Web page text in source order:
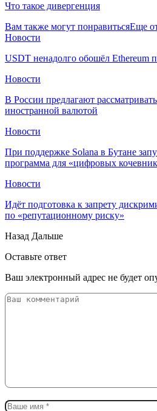
Что такое дивергенция
Вам также могут понравитьсяЕще
Новости
USDT ненадолго обошёл Ethereum
Новости
В России предлагают
иностранной валютой
Новости
При поддержке Solana в Бутане
программа для «цифровых
Новости
Идёт подготовка к запрету
по «репутационному риску»
Назад Дальше
Оставьте ответ
Ваш электронный адрес не будет